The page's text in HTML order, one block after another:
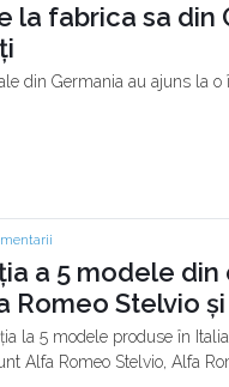
la fabrica sa din
din Germania au ajuns la
a 5 modele din
Romeo Stelvio
la 5 modele produse în
Alfa Romeo Stelvio, Alfa